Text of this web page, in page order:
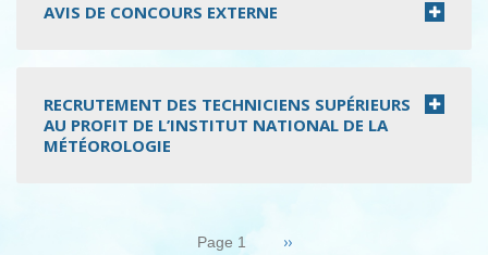
AVIS DE CONCOURS EXTERNE
RECRUTEMENT DES TECHNICIENS SUPÉRIEURS
AU PROFIT DE L’INSTITUT NATIONAL DE LA
MÉTÉOROLOGIE
Page 1 Page
››